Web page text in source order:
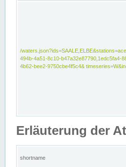
/
494b-4a51-8c10-b47a32e87790,1edc5fa4-
4b62-bee2-9750cbe4f5c4&
Erläuterung der
shortname